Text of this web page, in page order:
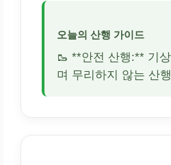
오늘의 산행 가이드
🥾 **안전 산행:** 기
며 무리하지 않는 산